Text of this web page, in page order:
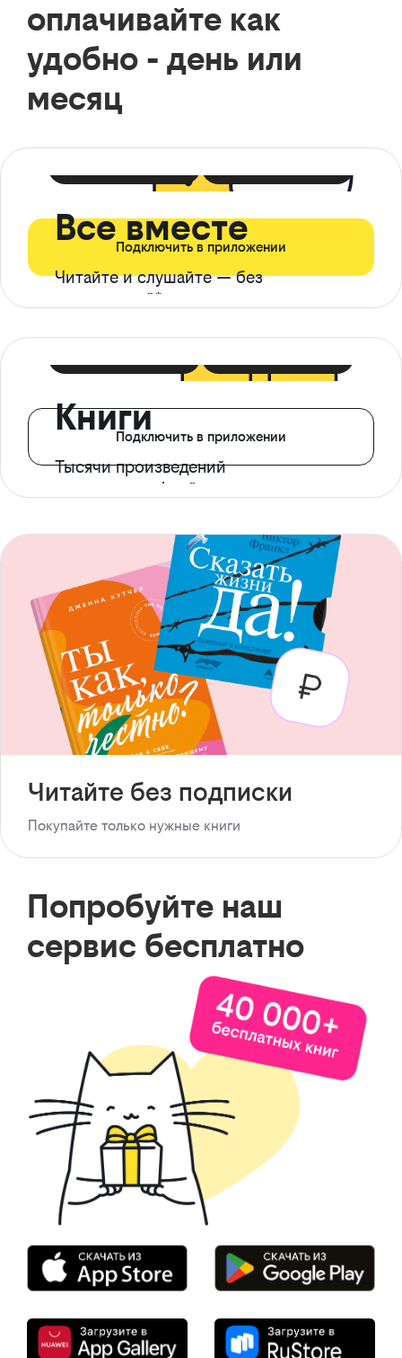
оплачивайте как
удобно - день или
месяц
Все вместе
Читайте и слушайте — без
ограничений*
Подключить в приложении
Книги
Тысячи произведений
с доступом офлайн
Подключить в приложении
Читайте без подписки
Покупайте только нужные книги
Попробуйте наш
сервис бесплатно